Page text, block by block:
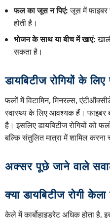
फल का जूस न पिएं:जूस में फाइबर
होती है।
भोजन के साथ या बीच में खाएं:
सकता है।
डायबिटीज रोगियों के
फलों में विटामिन, मिनरल्स,
स्वास्थ्य के लिए आवश्यक हैं। फाइबर
है। इसलिए डायबिटीज रोगियों को
बल्कि संतुलित मात्रा में शामिल करना
अक्सर पूछे जाने वाले
क्या डायबिटीज रोगी
केले में कार्बोहाइड्रेट अधिक होता है,